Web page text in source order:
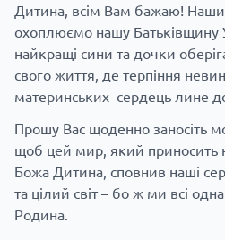
Дитина, всім Вам бажаю!
охоплюємо нашу Батьківщину
найкращі сини та дочки
свого життя, де терпіння
материнських сердець лине
Прошу Вас щоденно заносіть
щоб цей мир, який приносить
Божа Дитина, сповнив наші
та цілий світ – бо ж ми всі
Родина.